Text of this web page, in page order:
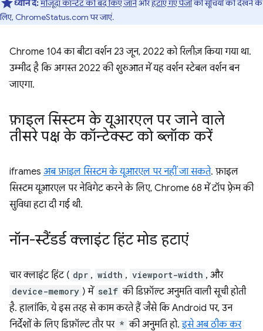
ध्यान दें:मौजूदा कॉन्टेंट को बंद किए जानेऔरहटाए गए पेजोंकी सूचियों को देखने के
लिए, ChromeStatus.com पर जाएं.
Chrome 104 का बीटा वर्शन 23 जून, 2022 को रिलीज़ किया गया था.
उम्मीद है कि अगस्त 2022 की शुरुआत में यह वर्शन स्टेबल वर्शन बन
जाएगा.
फ़ाइल सिस्टम के यूआरएल पर जाने वाले
तीसरे पक्ष के कॉन्टेक्स्ट को ब्लॉक करें
iframes अब फ़ाइल सिस्टम के यूआरएल पर नहीं जा सकते. फ़ाइल
सिस्टम यूआरएल पर नेविगेट करने के लिए, Chrome 68 में टॉप फ़्रेम की
सुविधा हटा दी गई थी.
नॉन-स्टैंडर्ड क्लाइंट हिंट मोड हटाएं
चार क्लाइंट हिंट ( dpr , width , viewport-width , और
device-memory ) में self की डिफ़ॉल्ट अनुमति वाली सूची होती
है. हालांकि, ये इस तरह से काम करते हैं जैसे कि Android पर, उन
निर्देशों के लिए डिफ़ॉल्ट तौर पर * की अनुमति हो.इसे अब ठीक कर